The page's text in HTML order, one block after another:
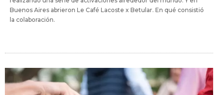
Buenos Aires abrieron Le Café Lacoste x Betular. En qué consistió
la colaboración.